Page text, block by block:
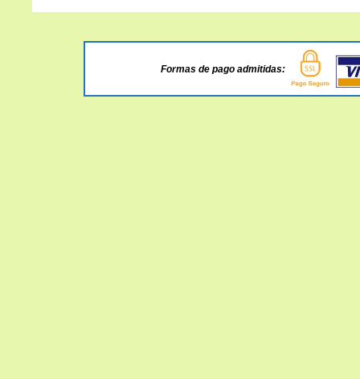
Formas de pago admitidas: